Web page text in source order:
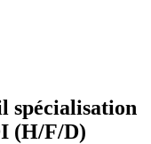
spécialisation
(H/F/D)